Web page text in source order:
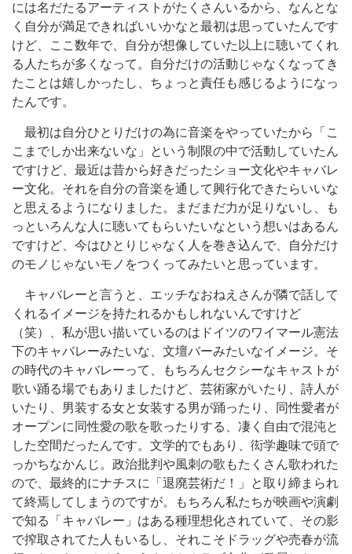
には名だたるアーティストがたくさんいるから、なんとな
く自分が満足できればいいかなと最初は思っていたんです
けど、ここ数年で、自分が想像していた以上に聴いてくれ
る人たちが多くなって。自分だけの活動じゃなくなってき
たことは嬉しかったし、ちょっと責任も感じるようになっ
たんです。
最初は自分ひとりだけの為に音楽をやっていたから「こ
こまでしか出来ないな」という制限の中で活動していたん
ですけど、最近は昔から好きだったショー文化やキャバレ
ー文化。それを自分の音楽を通して興行化できたらいいな
と思えるようになりました。まだまだ力が足りないし、も
っといろんな人に聴いてもらいたいなという想いはあるん
ですけど、今はひとりじゃなく人を巻き込んで、自分だけ
のモノじゃないモノをつくってみたいと思っています。
キャバレーと言うと、エッチなおねえさんが隣で話して
くれるイメージを持たれるかもしれないんですけど
（笑）、私が思い描いているのはドイツのワイマール憲法
下のキャバレーみたいな、文壇バーみたいなイメージ。そ
の時代のキャバレーって、もちろんセクシーなキャストが
歌い踊る場でもありましたけど、芸術家がいたり、詩人が
いたり、男装する女と女装する男が踊ったり、同性愛者が
オープンに同性愛の歌を歌ったりする、凄く自由で混沌と
した空間だったんです。文学的でもあり、衒学趣味で頭で
っかちなかんじ。政治批判や風刺の歌もたくさん歌われた
ので、最終的にナチスに「退廃芸術だ！」と取り締まられ
て終焉してしまうのですが。もちろん私たちが映画や演劇
で知る「キャバレー」はある種理想化されていて、その影
で搾取されてた人もいるし、それこそドラッグや売春が流